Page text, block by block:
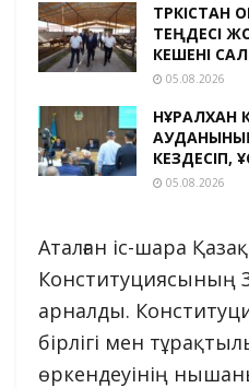
ТҮРКІСТАН
ТЕҢДЕСІ
КЕШЕНІ
05.08.2026
НҰРАЛХАН
05.08.2026
Аталған іс-шара
Конституциясының
арналды.
бірлігі мен
өркендеуінің